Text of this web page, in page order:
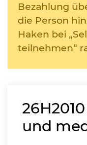
Bezahlung
die Person
Haken bei
teilnehmen“
26H2010
und